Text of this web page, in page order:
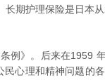
期护理保险是日本
》。后来在1959
心理和精神问题的